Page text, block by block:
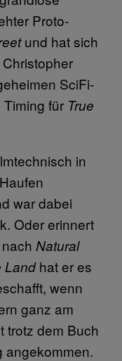
Proto-
und hat sich
SciFi-
für True
in
war dabei
Oder erinnert
Natural
Landhat er es
wenn
ganz am
trotz dem Buch
angekommen.